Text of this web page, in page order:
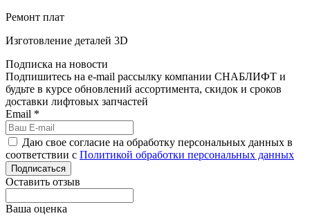
Ремонт плат
Изготовление деталей 3D
Подписка на новости
Подпишитесь на e-mail рассылку компании СНАБЛИФТ и
будьте в курсе обновлений ассортимента, скидок и сроков
доставки лифтовых запчастей
Email *
Даю свое согласие на обработку персональных данных в
соответствии с Политикой обработки персональных данных
Подписаться
Оставить отзыв
Ваша оценка